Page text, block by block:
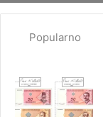
Popularno